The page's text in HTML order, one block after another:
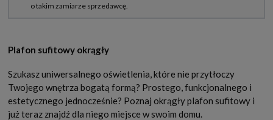
Plafon sufitowy okrągły
Szukasz uniwersalnego oświetlenia, które nie przytłoczy
Twojego wnętrza bogatą formą? Prostego, funkcjonalnego i
estetycznego jednocześnie? Poznaj okrągły plafon sufitowy i
już teraz znajdź dla niego miejsce w swoim domu.